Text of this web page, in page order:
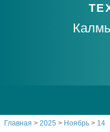
О РГУ СоцТех
Главная > 2025 > Ноябрь > 14